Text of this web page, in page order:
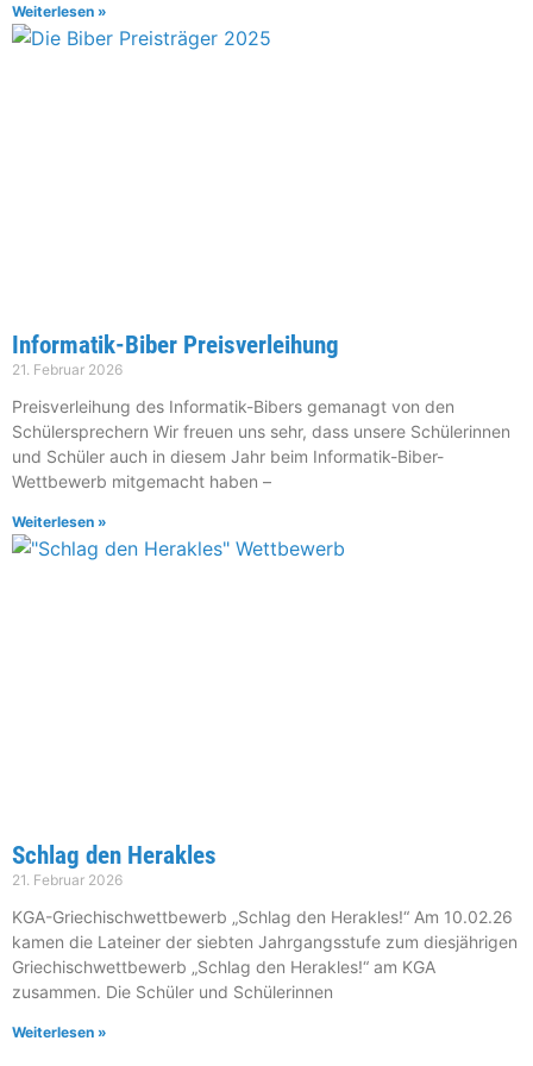
Weiterlesen »
Informatik-Biber Preisverleihung
21. Februar 2026
Preisverleihung des Informatik-Bibers gemanagt von den
Schülersprechern Wir freuen uns sehr, dass unsere Schülerinnen
und Schüler auch in diesem Jahr beim Informatik-Biber-
Wettbewerb mitgemacht haben –
Weiterlesen »
Schlag den Herakles
21. Februar 2026
KGA-Griechischwettbewerb „Schlag den Herakles!“ Am 10.02.26
kamen die Lateiner der siebten Jahrgangsstufe zum diesjährigen
Griechischwettbewerb „Schlag den Herakles!“ am KGA
zusammen. Die Schüler und Schülerinnen
Weiterlesen »